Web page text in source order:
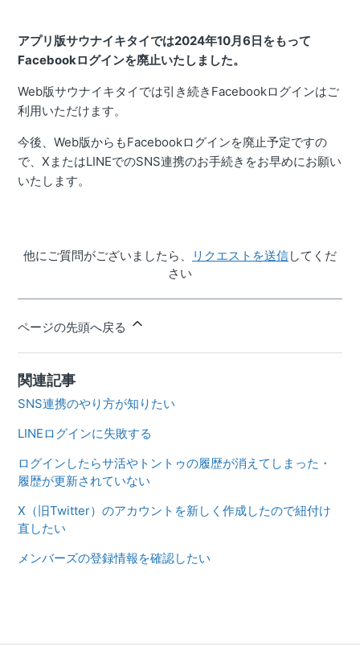
アプリ版サウナイキタイでは2024年10月6日をもって
Facebookログインを廃止いたしました。
Web版サウナイキタイでは引き続きFacebookログインはご
利用いただけます。
今後、Web版からもFacebookログインを廃止予定ですの
で、XまたはLINEでのSNS連携のお手続きをお早めにお願い
いたします。
他にご質問がございましたら、 リクエストを送信してくだ
さい
ページの先頭へ戻る
関連記事
SNS連携のやり方が知りたい
LINEログインに失敗する
ログインしたらサ活やトントゥの履歴が消えてしまった・
履歴が更新されていない
X（旧Twitter）のアカウントを新しく作成したので紐付け
直したい
メンバーズの登録情報を確認したい